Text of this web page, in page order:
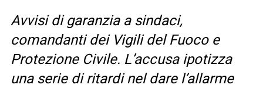
Avvisi di garanzia a sindaci,
comandanti dei Vigili del Fuoco e
Protezione Civile. L’accusa ipotizza
una serie di ritardi nel dare l’allarme